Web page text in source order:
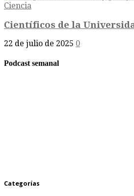
Ciencia
Científicos de la
22 de julio de 2025 0
Podcast semanal
Categorías